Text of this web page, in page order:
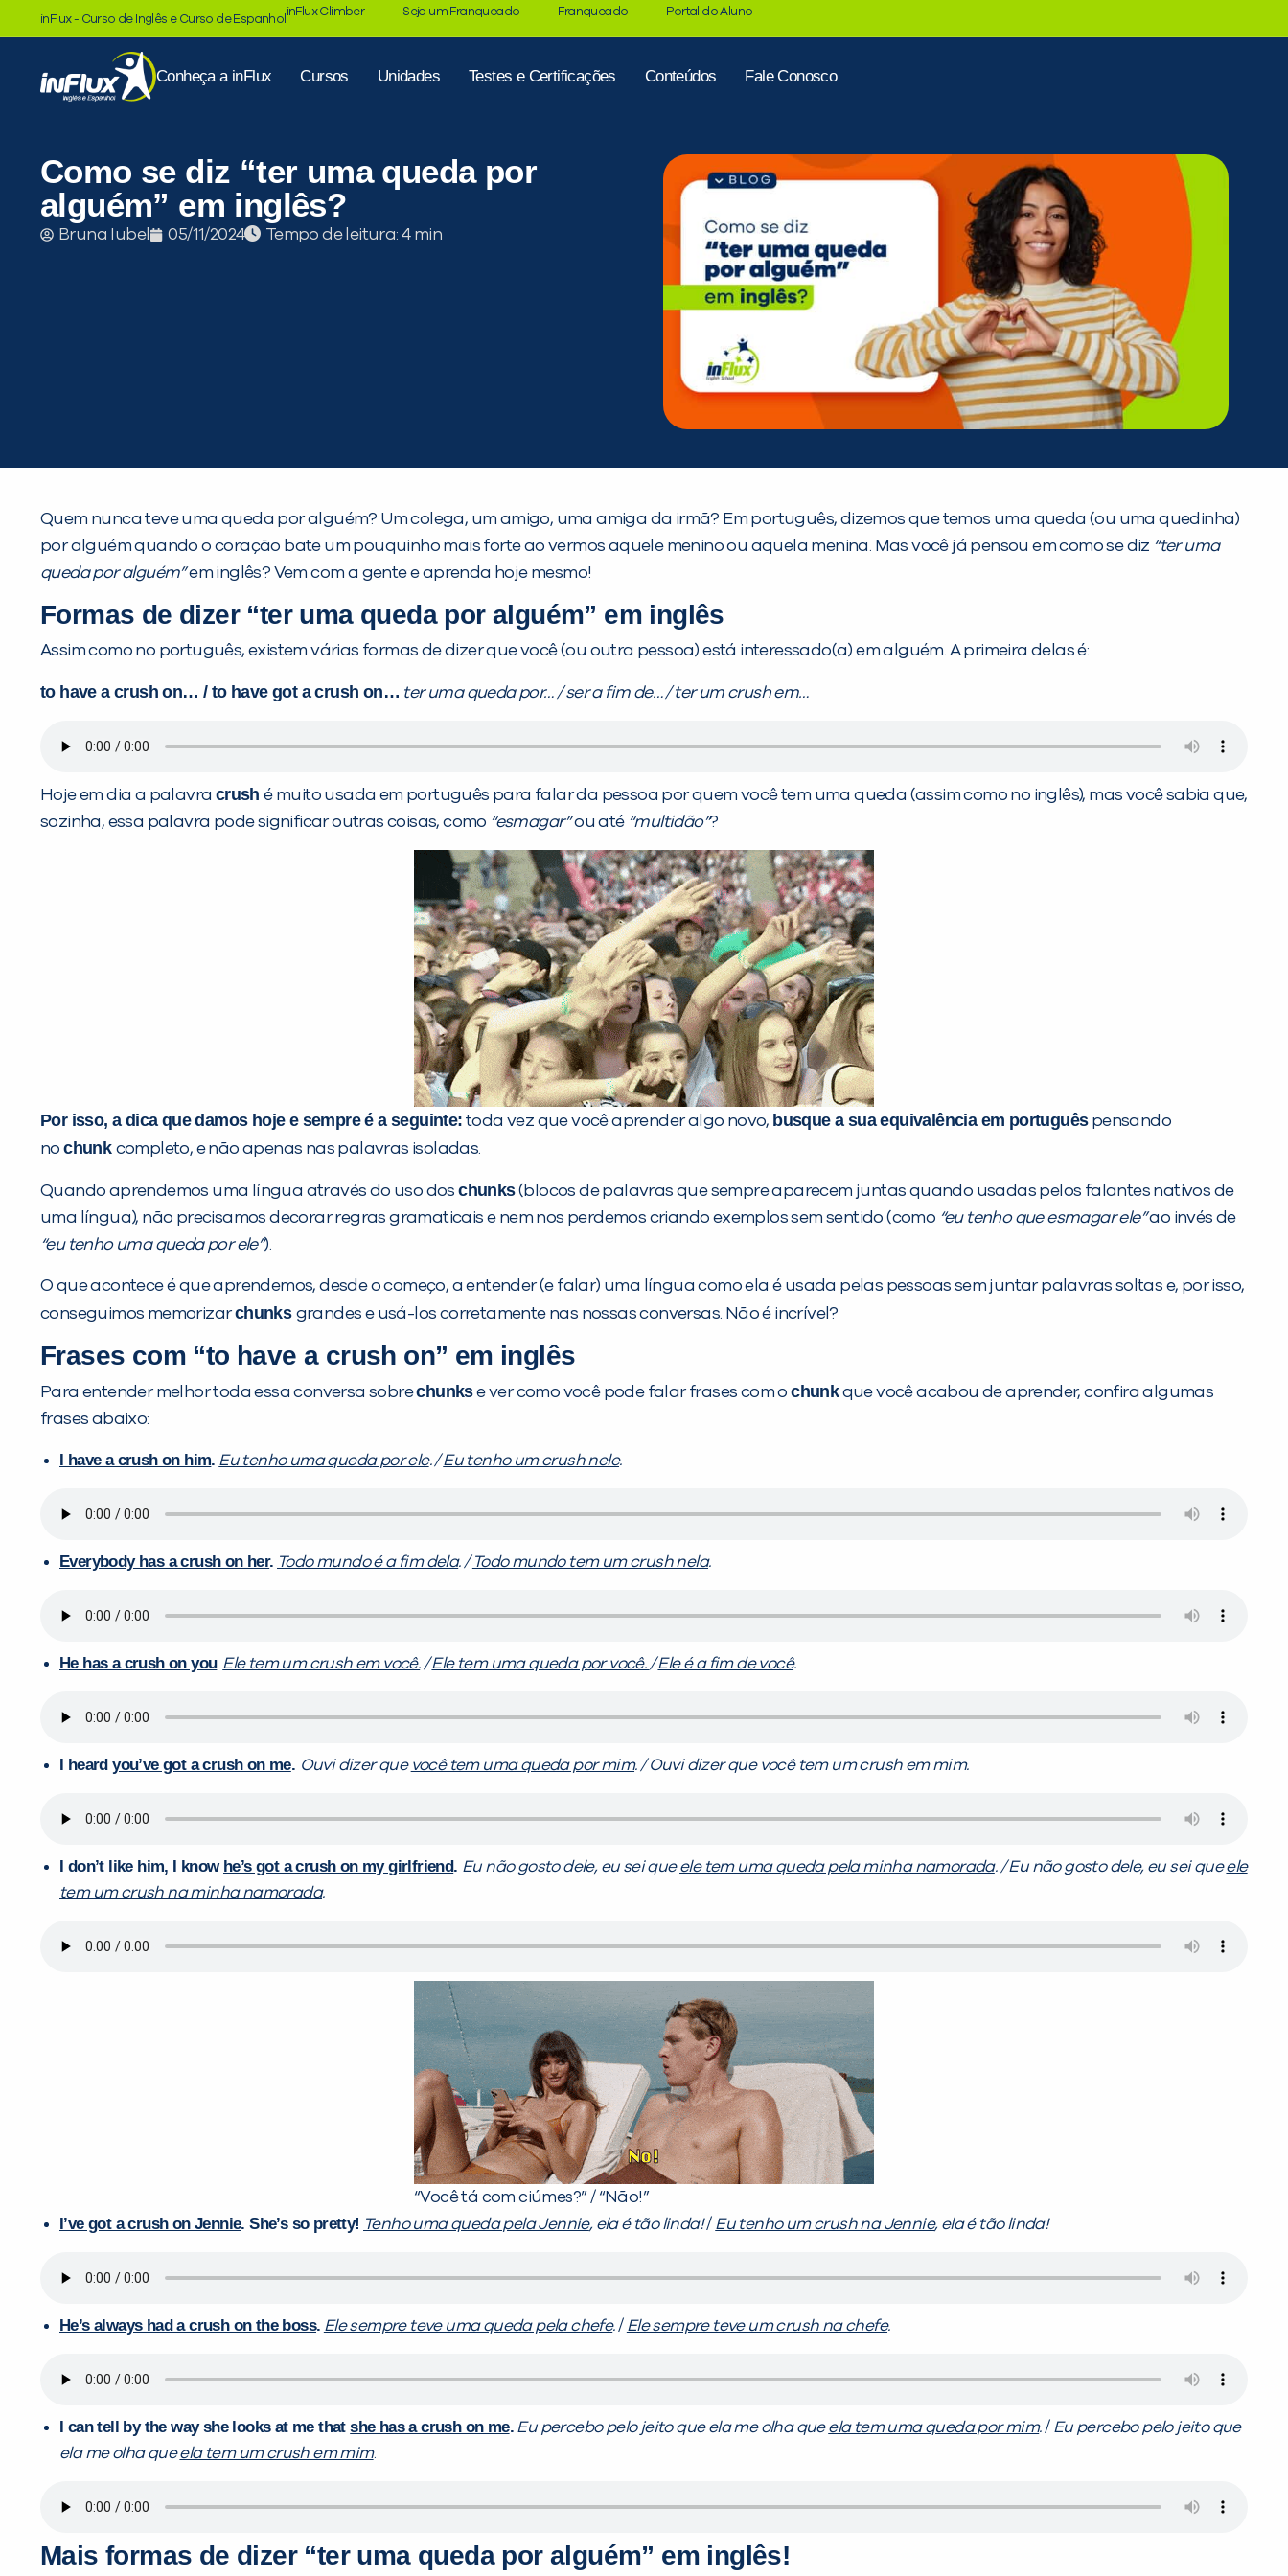
inFlux - Curso de Inglês e Curso de Espanhol
inFlux Climber Seja um Franqueado Franqueado Portal do Aluno
Conheça a inFlux Cursos Unidades Testes e Certificações Conteúdos Fale Conosco
Como se diz “ter uma queda por
alguém” em inglês?
Bruna Iubel 05/11/2024 Tempo de leitura:
Quem nunca teve uma queda por alguém? Um colega, um amigo, uma amiga da irmã? Em português, dizemos que temos uma queda (ou uma quedinha)
por alguém quando o coração bate um pouquinho mais forte ao vermos aquele menino ou aquela menina. Mas você já pensou em como se diz “ter uma
queda por alguém”em inglês? Vem com a gente e aprenda hoje mesmo!
Formas de dizer “ter uma queda por alguém” em inglês
Assim como no português, existem várias formas de dizer que você (ou outra pessoa) está interessado(a) em alguém. A primeira delas é:
to have a crush on… / to have got a crush on… ter uma queda por… / ser a fim de… / ter um crush em…
Hoje em dia a palavra crushé muito usada em português para falar da pessoa por quem você tem uma queda (assim como no inglês), mas você sabia que,
sozinha, essa palavra pode significar outras coisas, como “esmagar”ou até “multidão”?
Por isso, a dica que damos hoje e sempre é a seguinte: toda vez que você aprender algo novo, busque a sua equivalência em portuguêspensando
nochunk completo, e não apenas nas palavras isoladas.
Quando aprendemos uma língua através do uso doschunks(blocos de palavras que sempre aparecem juntas quando usadas pelos falantes nativos de
uma língua), não precisamos decorar regras gramaticais e nem nos perdemos criando exemplos sem sentido (como “eu tenho que esmagar ele”ao invés de
“eu tenho uma queda por ele”).
O que acontece é que aprendemos, desde o começo, a entender (e falar) uma língua como ela é usada pelas pessoas sem juntar palavras soltas e, por isso,
conseguimos memorizarchunks grandes e usá-los corretamente nas nossas conversas. Não é incrível?
Frases com “to have a crush on” em inglês
Para entender melhor toda essa conversa sobrechunkse ver como você pode falar frases com ochunkque você acabou de aprender, confira algumas
frases abaixo:
I have a crush on him. Eu tenho uma queda por ele. /Eu tenho um crush nele.
Everybody has a crush on her. Todo mundo é a fim dela. /Todo mundo tem um crush nela.
He has a crush on you. Ele tem um crush em você./Ele tem uma queda por você. /Ele é a fim de você.
I heardyou’ve got a crush on me. Ouvi dizer que você tem uma queda por mim. / Ouvi dizer que você tem um crush em mim.
I don’t like him, I know he’s got a crush on my girlfriend. Eu não gosto dele, eu sei queele tem uma queda pela minha namorada. / Eu não gosto dele, eu sei queele
tem um crush na minha namorada.
“Você tá com ciúmes?” / “Não!”
I’ve got a crush on Jennie. She’s so pretty! Tenho uma queda pela Jennie, ela é tão linda!/ Eu tenho um crush na Jennie, ela é tão linda!
He’s always had a crush on the boss. Ele sempre teve uma queda pela chefe./ Ele sempre teve um crush na chefe.
I can tell by the way she looks at me thatshe has a crush on me. Eu percebo pelo jeito que ela me olha queela tem uma queda por mim./ Eu percebo pelo jeito que
ela me olha queela tem um crush em mim.
Mais formas de dizer “ter uma queda por alguém” em inglês!